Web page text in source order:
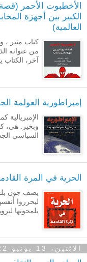
الأخطبوت الأحمر
الكبير بين أجهزة
العالمية)
كتاب مثير ،
من عنوانه
آخر، الكتاب
إمبراطورية العولمة
الإمبريالية
وبخير. هي،
السياسي
الحرية في المرة
يصف جون
ليحرروا
يلمحونها
الاثنين، 13 يونيو 2022